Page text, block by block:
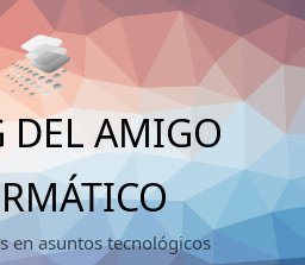
DEL AMIGO
en asuntos tecnológicos